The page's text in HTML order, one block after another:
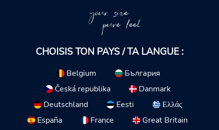
your size
pure feel
CHOISIS TON PAYS / TA LANGUE :
Belgium
България
Česká republika
Danmark
Deutschland
Eesti
Ελλάς
España
France
Great Britain